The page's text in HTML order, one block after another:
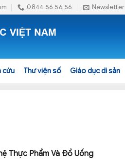
0844 56 56 56 Newsletter
cứu Thư viện số Giáo dục di sản
Thực Phẩm Và Đồ Uống